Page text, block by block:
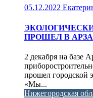
05.12.2022
ПРОШЕЛ В
2 декабря на базе
прошел городской
«Мы...
Нижегородская